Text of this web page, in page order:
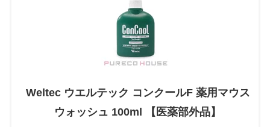
Weltec ウエルテック コンクールF 薬用マウス
ウォッシュ 100ml 【医薬部外品】